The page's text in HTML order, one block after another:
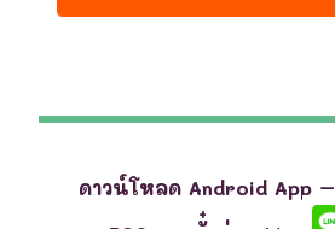
ดาวน์โหลด Android App –